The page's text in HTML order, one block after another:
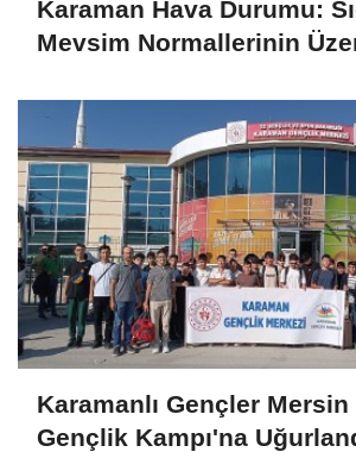
Karaman Hava Durumu:
Mevsim Normallerinin
Karamanlı Gençler
Gençlik Kampı'na